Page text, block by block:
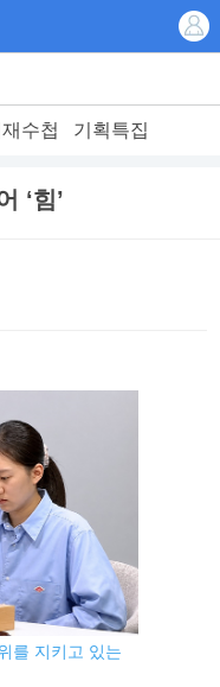
수첩 기획특집
‘힘’
를 지키고 있는